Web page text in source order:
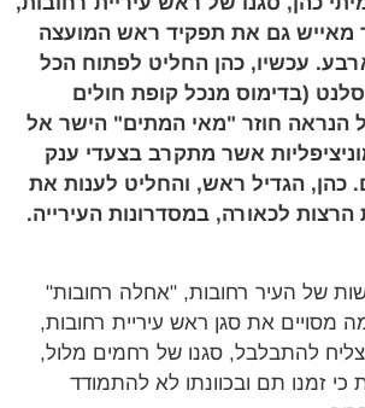
מאייש גם את תפקיד ראש המועצה
עכשיו, כהן החליט לפתוח הכל
(בדימוס מנכל קופת חולים
הנראה חוזר "מאי המתים" הישר אל
אשר מתקרב בצעדי ענק
כהן, הגדיל ראש, והחליט לענות את
לכאורה, במסדרונות העירייה.
של העיר רחובות, "אחלה רחובות"
מסויים את סגן ראש עיריית רחובות,
להתבלבל, סגנו של רחמים מלול,
כי זמנו תם ובכוונתו לא להתמודד